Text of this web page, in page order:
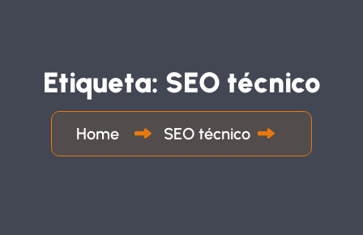
Etiqueta: SEO técnico
Home SEO técnico